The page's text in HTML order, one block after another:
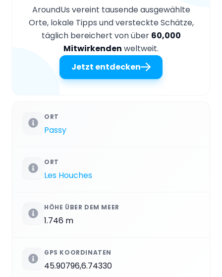
AroundUs vereint tausende ausgewählte
Orte, lokale Tipps und versteckte Schätze,
täglich bereichert von über 60,000
Mitwirkenden weltweit.
Jetzt entdecken
ORT
Passy
ORT
Les Houches
HÖHE ÜBER DEM MEER
1.746 m
GPS KOORDINATEN
45.90796,6.74330